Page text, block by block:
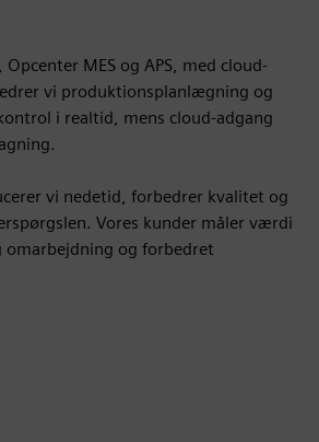
MES og APS, med cloud-
vi produktionsplanlægning og
i realtid, mens cloud-adgang
vi nedetid, forbedrer kvalitet og
Vores kunder måler værdi
og forbedret